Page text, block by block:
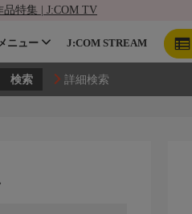
特集 | J:COM TV
ニュー J:COM STREAM
詳細検索